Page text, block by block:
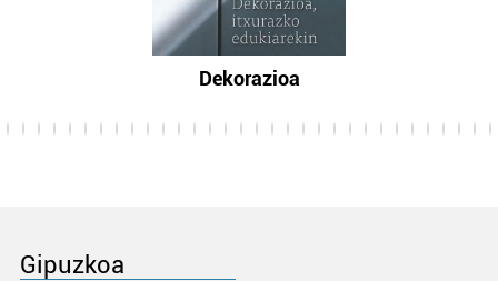
Dekorazioa
Gipuzkoa